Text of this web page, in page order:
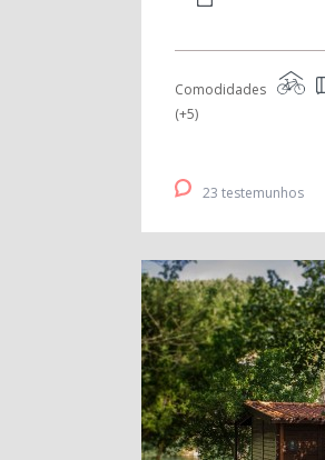
Comodidades
(+5)
23 testemunhos